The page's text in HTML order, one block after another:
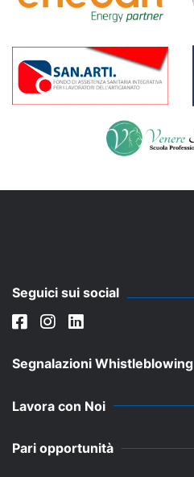
Seguici sui social
Segnalazioni Whistleblowing
Lavora con Noi
Pari opportunità